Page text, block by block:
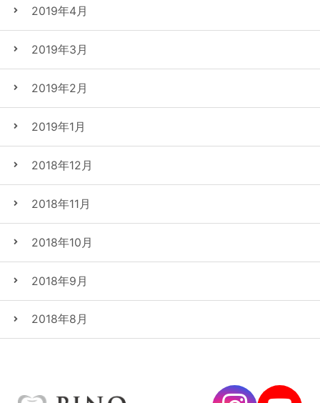
2019年4月
2019年3月
2019年2月
2019年1月
2018年12月
2018年11月
2018年10月
2018年9月
2018年8月